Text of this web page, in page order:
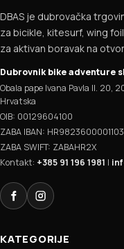
DBAS je dubrovačka
za bicikle, kitesurf, wing
za aktivan boravak na
Dubrovnik bike adventure
Obala pape Ivana Pavla II. 20,
Hrvatska
OIB: 00129604100
ZABA IBAN:
ZABA SWIFT: ZABAHR2X
Kontakt: +385 91 196 1981 |
FacebookInstagram
KATEGORIJE